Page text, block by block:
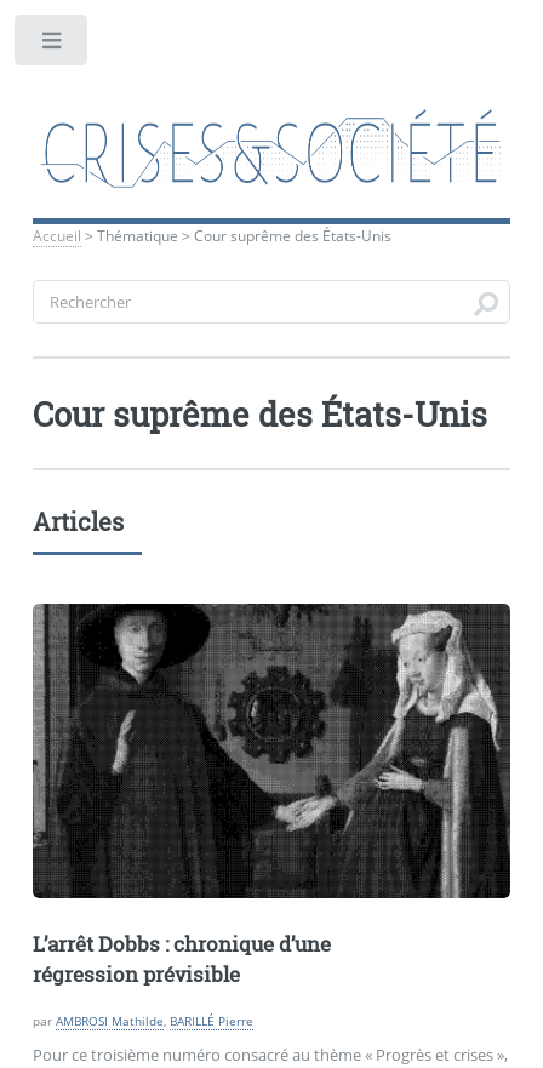
Accueil > Thématique > Cour suprême des États-Unis
Cour suprême des États-Unis
Articles
L’arrêt Dobbs : chronique d’une
régression prévisible
par AMBROSI Mathilde, BARILLÉ Pierre
Pour ce troisième numéro consacré au thème « Progrès et crises »,